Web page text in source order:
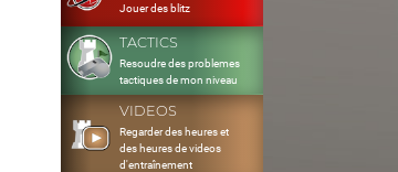
Jouer des blitz
TACTICS
Resoudre des problemes
tactiques de mon niveau
VIDEOS
Regarder des heures et
des heures de videos
d'entraînement